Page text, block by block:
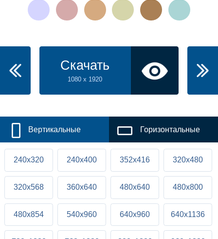
Скачать
1080 x 1920
Вертикальные Горизонтальные
240x320 240x400 352x416 320x480
320x568 360x640 480x640 480x800
480x854 540x960 640x960 640x1136